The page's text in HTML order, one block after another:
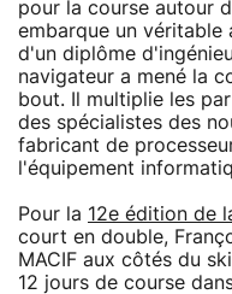
pour la course autour
embarque un véritable
d'un diplôme
navigateur a mené la
bout. Il multiplie les
des spécialistes des
fabricant de
l'équipement
Pour la 12e édition de
court en double,
MACIF aux côtés du
12 jours de course